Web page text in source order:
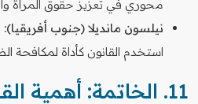
محوري في تعزيز حقوق المرأة
نيلسون مانديلا (جنوب أفريقيا):
استخدم القانون كأداة لمكافحة
11. الخاتمة: أهمية القانون في حياتنا